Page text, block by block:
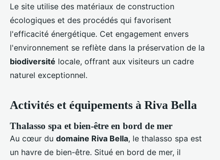
Le site utilise des matériaux de construction
écologiques et des procédés qui favorisent
l'efficacité énergétique. Cet engagement envers
l'environnement se reflète dans la préservation de la
biodiversité locale, offrant aux visiteurs un cadre
naturel exceptionnel.
Activités et équipements à Riva Bella
Thalasso spa et bien-être en bord de mer
Au cœur du domaine Riva Bella, le thalasso spa est
un havre de bien-être. Situé en bord de mer, il